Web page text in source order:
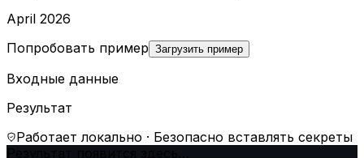
April 2026
Попробовать пример Загрузить пример
Входные данные
Результат
Работает локально · Безопасно вставлять секреты